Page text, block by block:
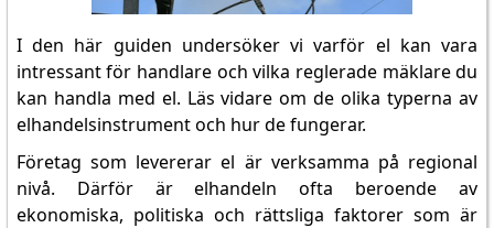
I den här guiden undersöker vi varför el kan vara
intressant för handlare och vilka reglerade mäklare du
kan handla med el. Läs vidare om de olika typerna av
elhandelsinstrument och hur de fungerar.
Företag som levererar el är verksamma på regional
nivå. Därför är elhandeln ofta beroende av
ekonomiska, politiska och rättsliga faktorer som är